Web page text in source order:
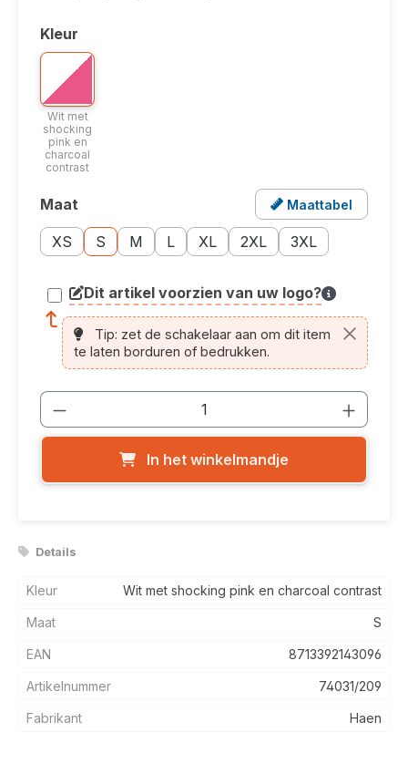
Selecteer
Kleur
Bicolor optie: Wit met shocking pink en charcoal
Wit met
shocking
pink en
charcoal
contrast
Selecteer
Maat Maattabel
Opent een popup met de maattabel voor dit
XS
Maatoptie: XS
S
Maatoptie: S
M
Maatoptie: M
L
Maatoptie: L
XL
Maatoptie: XL
2XL
Maatoptie: 2XL
3XL
Maatoptie: 3XL
Dit artikel voorzien van uw logo?
article.printing.helptext
Tip: zet de schakelaar aan om dit item
te laten borduren of bedrukken.
Producthoeveelheid: Voer de
In het winkelmandje
Details
Kleur Wit met shocking pink en charcoal contrast
Maat S
EAN 8713392143096
Artikelnummer 74031/209
Fabrikant Haen